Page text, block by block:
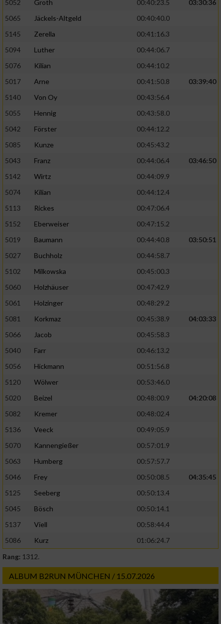
5052 Groth 00:40:23.5
03:30:36
5065
Jäckels-Altgeld
00:40:40.0
5145
Zerella
00:41:16.3
5094
Luther
00:44:06.7
5076
Kilian
00:44:10.2
5017
Arne 00:41:50.8
03:39:40
5140
Von Oy
00:43:56.4
5055
Hennig
00:43:58.0
5042
Förster
00:44:12.2
5085
Kunze
00:45:43.2
5043
Franz 00:44:06.4
03:46:50
5142
Wirtz
00:44:09.9
5074
Kilian
00:44:12.4
5113
Rickes
00:47:06.4
5152
Eberweiser
00:47:15.2
5019
Baumann 00:44:40.8
03:50:51
5027
Buchholz
00:44:58.7
5102
Milkowska
00:45:00.3
5060
Holzhäuser
00:47:42.9
5061
Holzinger
00:48:29.2
5081
Korkmaz 00:45:38.9
04:03:33
5066
Jacob
00:45:58.3
5040
Farr
00:46:13.2
5056
Hickmann
00:51:56.8
5120
Wölwer
00:53:46.0
5020
Beizel 00:48:00.9
04:20:08
5082
Kremer
00:48:02.4
5136
Veeck
00:49:05.9
5070
Kannengießer
00:57:01.9
5063
Humberg
00:57:57.7
5046
Frey 00:50:08.5
04:35:45
5125
Seeberg
00:50:13.4
5045
Bösch
00:50:14.1
5137
Viell
00:58:44.4
5086
Kurz
01:06:24.7
Rang: 1312.
ALBUM B2RUN MÜNCHEN / 15.07.2026